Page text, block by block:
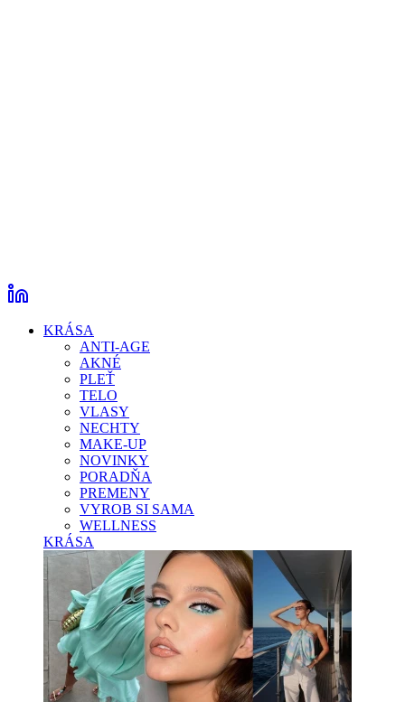
KRÁSA
ANTI-AGE
AKNÉ
PLEŤ
TELO
VLASY
NECHTY
MAKE-UP
NOVINKY
PORADŇA
PREMENY
VYROB SI SAMA
WELLNESS
KRÁSA